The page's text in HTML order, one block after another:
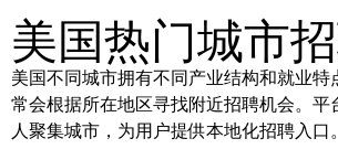
美国热门城市
美国不同城市拥有不同产业结构和就业特
常会根据所在地区寻找附近招聘机会。平
人聚集城市，为用户提供本地化招聘入口。